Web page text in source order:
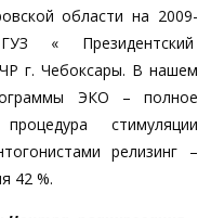
области на 2009-
« Президентский
г. Чебоксары. В нашем
ЭКО – полное
стимуляции
релизинг –
42 %.